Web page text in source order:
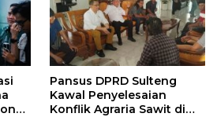
Pansus DPRD Sulteng
Kawal Penyelesaian
Konflik Agraria Sawit di